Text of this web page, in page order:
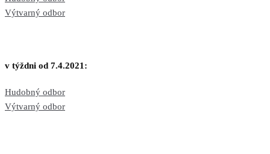
Výtvarný odbor
v týždni od 7.4.2021:
Hudobný odbor
Výtvarný odbor